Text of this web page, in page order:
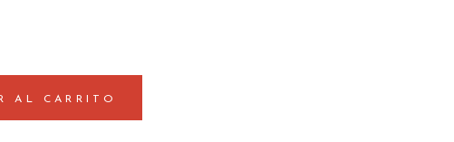
AL CARRITO